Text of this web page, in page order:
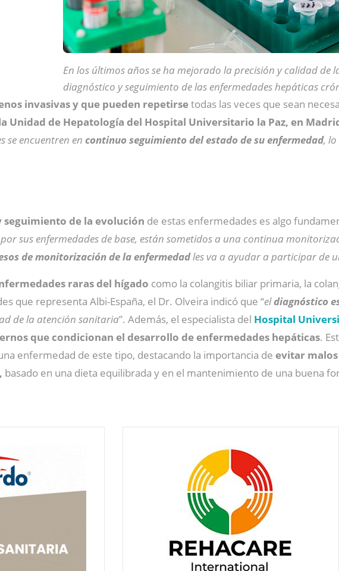
En los últimos años se ha mejorado la precisión y calidad de
diagnóstico y seguimiento de las enfermedades hepáticas
invasivas y que pueden repetirsetodas las veces que sean
Unidad de Hepatología del Hospital Universitario la Paz, en
se encuentren en continuo seguimiento del estado de su enfermedad,
seguimiento de la evolución de estas enfermedades es algo
sus enfermedades de base, están sometidos a una continua
de monitorización de la enfermedadles va a ayudar a participar de
raras del hígado como la colangitis biliar primaria, la
que representa Albi-España, el Dr. Olveira indicó que “eldiagnóstico
de la atención sanitaria”. Además, el especialista del Hospital
que condicionan el desarrollo de enfermedades hepáticas.
enfermedad de este tipo, destacando la importancia de evitar
basado en una dieta equilibrada y en el mantenimiento de una buena